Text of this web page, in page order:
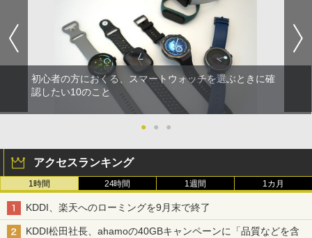
初心者の方におくる、スマートウォッチを選ぶときに確
認したい10のこと
● ● ●
アクセスランキング
1時間 24時間 1週間 1カ月
KDDI、楽天へのローミングを9月末で終了
KDDI松田社長、ahamoの40GBキャンペーンに「品質などを含